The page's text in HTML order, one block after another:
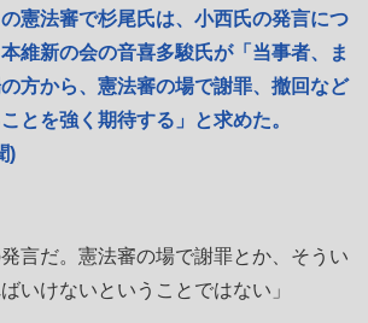
憲法審で杉尾氏は、小西氏の発言につ
維新の会の音喜多駿氏が「当事者、ま
方から、憲法審の場で謝罪、撤回など
とを強く期待する」と求めた。
)
発言だ。憲法審の場で謝罪とか、そうい
いけないということではない」